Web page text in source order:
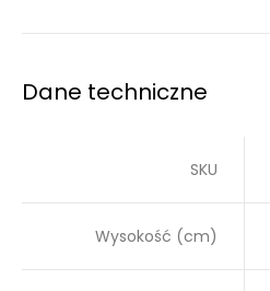
Dane techniczne
SKU
Wysokość (cm)